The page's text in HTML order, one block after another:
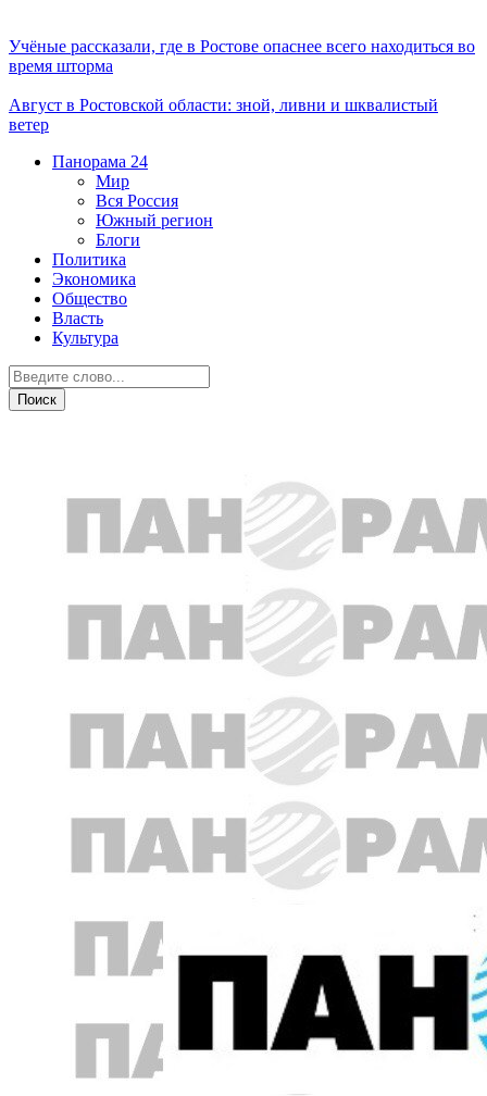
Учёные рассказали, где в Ростове опаснее всего находиться во
время шторма
Август в Ростовской области: зной, ливни и шквалистый
ветер
Панорама 24
Мир
Вся Россия
Южный регион
Блоги
Политика
Экономика
Общество
Власть
Культура